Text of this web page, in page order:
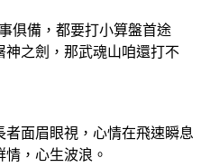
俱備，都要打小算盤首途
神之劍，那武魂山咱還打不
面眉眼視，心情在飛速瞬息
，心生波浪。